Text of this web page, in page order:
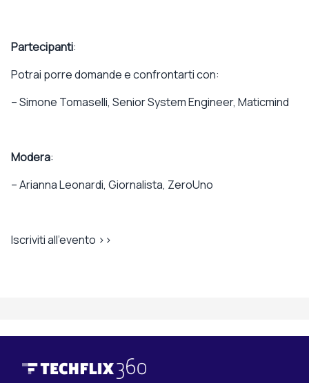
Partecipanti:
Potrai porre domande e confrontarti con:
– Simone Tomaselli, Senior System Engineer, Maticmind
Modera:
– Arianna Leonardi, Giornalista, ZeroUno
Iscriviti all’evento >>